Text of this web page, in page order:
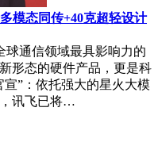
之下搭建出完整机身框
当下AI发展的重要方
行动，并与环境动态互
。ROSClaw和Asimov项
化构建的雏形，硬件开源
探索阶段。ROSClaw虽
模态同传+40克超轻设计
球通信领域最具影响力的
形态的硬件产品，更是科
”：依托强大的星火大模
讯飞已将…